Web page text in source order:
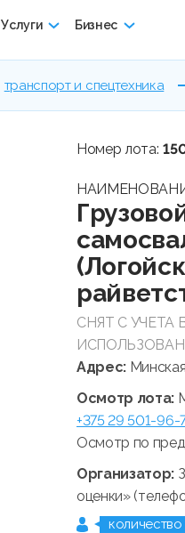
Услуги Бизнес
транспорт и спецтехника
Номер лота:
СНЯТ С УЧЕТА
Адрес:
Осмотр лота:
+375 29 501-96-
Осмотр по
Организатор:
оценки»